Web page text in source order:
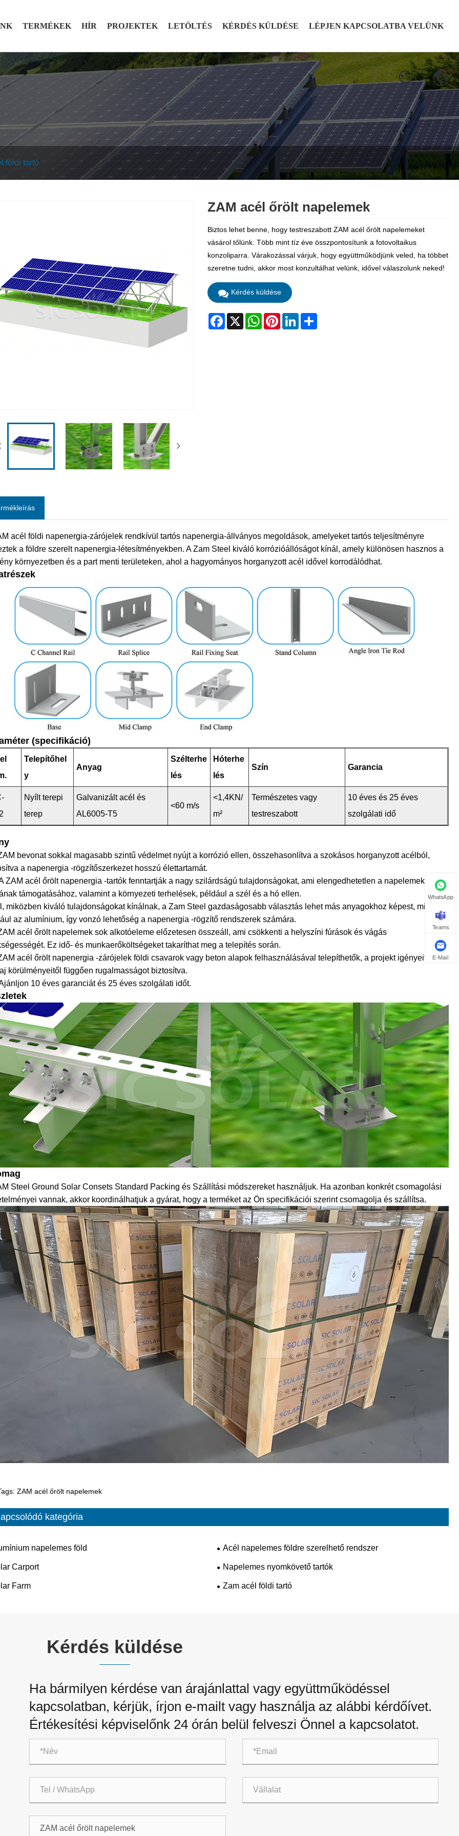
TERMÉKEK HÍR PROJEKTEK LETÖLTÉS KÉRDÉS KÜLDÉSE LÉPJEN KAPCSOLATBA VELÜNK
földi tartó
ZAM acél őrölt napelemek
Biztos lehet benne, hogy testreszabott ZAM acél őrölt napelemeket
vásárol tőlünk. Több mint tíz éve összpontosítunk a fotovoltaikus
konzoliparra. Várakozással várjuk, hogy együttműködjünk veled, ha többet
szeretne tudni, akkor most konzultálhat velünk, idővel válaszolunk neked!
Kérdés küldése
Facebook
X WhatsAppPinterestLinkedInShare
acél földi napenergia-zárójelek rendkívül tartós napenergia-állványos megoldások, amelyeket tartós teljesítményre
a földre szerelt napenergia-létesítményekben. A Zam Steel kiváló korrózióállóságot kínál, amely különösen hasznos a
környezetben és a part menti területeken, ahol a hagyományos horganyzott acél idővel korrodálódhat.
(specifikáció)
Telepítőhel
y
Anyag
Szélterhe
lés
Hóterhe
lés
Szín Garancia
Nyílt terepi
terep
Galvanizált acél és
AL6005-T5
<60 m/s
<1,4KN/
m²
Természetes vagy
testreszabott
10 éves és 25 éves
szolgálati idő
bevonat sokkal magasabb szintű védelmet nyújt a korrózió ellen, összehasonlítva a szokásos horganyzott acélból,
a napenergia -rögzítőszerkezet hosszú élettartamát.
ZAM acél őrölt napenergia -tartók fenntartják a nagy szilárdságú tulajdonságokat, ami elengedhetetlen a napelemek
támogatásához, valamint a környezeti terhelések, például a szél és a hó ellen.
miközben kiváló tulajdonságokat kínálnak, a Zam Steel gazdaságosabb választás lehet más anyagokhoz képest, mint
az alumínium, így vonzó lehetőség a napenergia -rögzítő rendszerek számára.
acél őrölt napelemek sok alkotóeleme előzetesen összeáll, ami csökkenti a helyszíni fúrások és vágás
Ez idő- és munkaerőköltségeket takaríthat meg a telepítés során.
acél őrölt napenergia -zárójelek földi csavarok vagy beton alapok felhasználásával telepíthetők, a projekt igényeitől és
körülményeitől függően rugalmasságot biztosítva.
10 éves garanciát és 25 éves szolgálati időt.
Steel Ground Solar Consets Standard Packing és Szállítási módszereket használjuk. Ha azonban konkrét csomagolási
vannak, akkor koordinálhatjuk a gyárat, hogy a terméket az Ön specifikációi szerint csomagolja és szállítsa.
ZAM acél őrölt napelemek
kategória
napelemes föld Acél napelemes földre szerelhető rendszer
Carport Napelemes nyomkövető tartók
Farm Zam acél földi tartó
Kérdés küldése
Ha bármilyen kérdése van árajánlattal vagy együttműködéssel
kapcsolatban, kérjük, írjon e-mailt vagy használja az alábbi kérdőívet.
Értékesítési képviselőnk 24 órán belül felveszi Önnel a kapcsolatot.
WhatsApp
Teams
E-Mail